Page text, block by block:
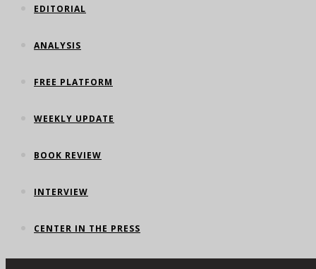
EDITORIAL
ANALYSIS
FREE PLATFORM
WEEKLY UPDATE
BOOK REVIEW
INTERVIEW
CENTER IN THE PRESS